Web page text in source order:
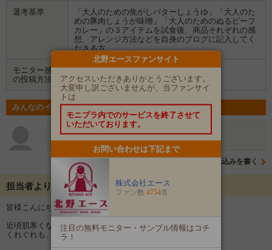
選考基準
「大人のための焦がしバターしょうゆ」「大人のた
めの豚肉しょうが味噌」「大人のためのぬるビーフ
カレー」の３アイテムを試食後、商品それぞれの感
想、アレンジ方法などを自身のブログに記入してく
ださる方。
モニター感想
の投稿方法
ブログ
みんなのイベントの意気込み
ぬうちゃん 気になる商品☆試してみたいです☆
意気込みを書く
担当者よりメッセージ
皆様こんにちは、北野エースのモニプラ担当中村です(*^_^*)
近頃肌寒くなってきましたが、いかがお過ごしでしょうか？
くれぐれも、風邪をひかないように気を付けてくださいね。
北野エースファンサイト
アクセスいただきありがとうございます。
大変申し訳ございませんが、当ファンサイ
トは
モニプラ内でのサービスを終了させて
いただいております。
お問い合わせは下記まで
株式会社エース
ファン数 4754名
注目の無料モニター・サンプル情報はコチ
ラ！